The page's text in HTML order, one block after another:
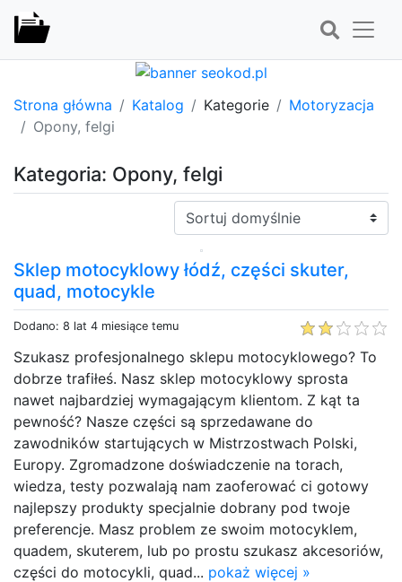
Strona główna Katalog Kategorie
Motoryzacja
Opony, felgi
Kategoria: Opony, felgi
Sortuj:
Sklep motocyklowy łódź, części skuter,
quad, motocykle
Dodano: 8 lat 4 miesiące temu
Szukasz profesjonalnego sklepu motocyklowego? To
dobrze trafiłeś. Nasz sklep motocyklowy sprosta
nawet najbardziej wymagającym klientom. Z kąt ta
pewność? Nasze części są sprzedawane do
zawodników startujących w Mistrzostwach Polski,
Europy. Zgromadzone doświadczenie na torach,
wiedza, testy pozwalają nam zaoferować ci gotowy
najlepszy produkty specjalnie dobrany pod twoje
preferencje. Masz problem ze swoim motocyklem,
quadem, skuterem, lub po prostu szukasz akcesoriów,
części do motocykli, quad... pokaż więcej »